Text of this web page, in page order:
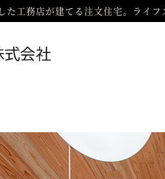
た工務店が建てる注文住宅。ライ